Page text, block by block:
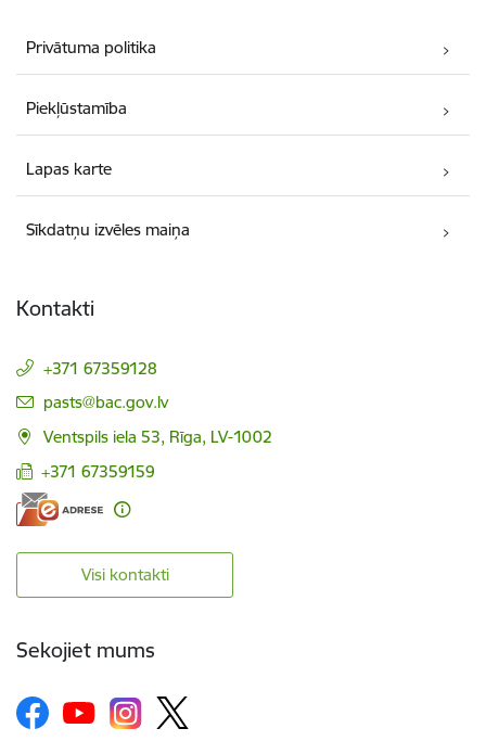
Privātuma politika
Piekļūstamība
Lapas karte
Sīkdatņu izvēles maiņa
Kontakti
+371 67359128
E-pasts:
pasts@bac.gov.lv
Ventspils iela 53, Rīga, LV-1002
+371 67359159
Visi kontakti
Sekojiet mums